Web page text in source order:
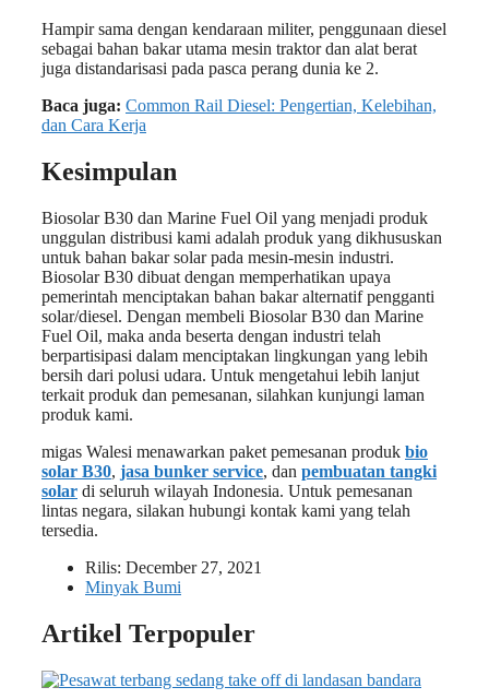
Hampir sama dengan kendaraan militer, penggunaan diesel
sebagai bahan bakar utama mesin traktor dan alat berat
juga distandarisasi pada pasca perang dunia ke 2.
Baca juga: Common Rail Diesel: Pengertian, Kelebihan,
dan Cara Kerja
Kesimpulan
Biosolar B30 dan Marine Fuel Oil yang menjadi produk
unggulan distribusi kami adalah produk yang dikhususkan
untuk bahan bakar solar pada mesin-mesin industri.
Biosolar B30 dibuat dengan memperhatikan upaya
pemerintah menciptakan bahan bakar alternatif pengganti
solar/diesel. Dengan membeli Biosolar B30 dan Marine
Fuel Oil, maka anda beserta dengan industri telah
berpartisipasi dalam menciptakan lingkungan yang lebih
bersih dari polusi udara. Untuk mengetahui lebih lanjut
terkait produk dan pemesanan, silahkan kunjungi laman
produk kami.
migas Walesi menawarkan paket pemesanan produk bio
solar B30, jasa bunker service, dan pembuatan tangki
solar di seluruh wilayah Indonesia. Untuk pemesanan
lintas negara, silakan hubungi kontak kami yang telah
tersedia.
Rilis: December 27, 2021
Minyak Bumi
Artikel Terpopuler